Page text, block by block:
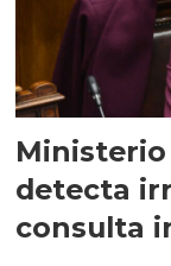
detecta
consulta